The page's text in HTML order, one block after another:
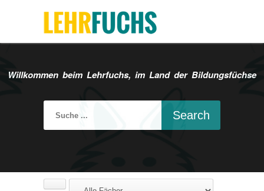
Willkommen beim Lehrfuchs, im Land der Bildungsfüchse